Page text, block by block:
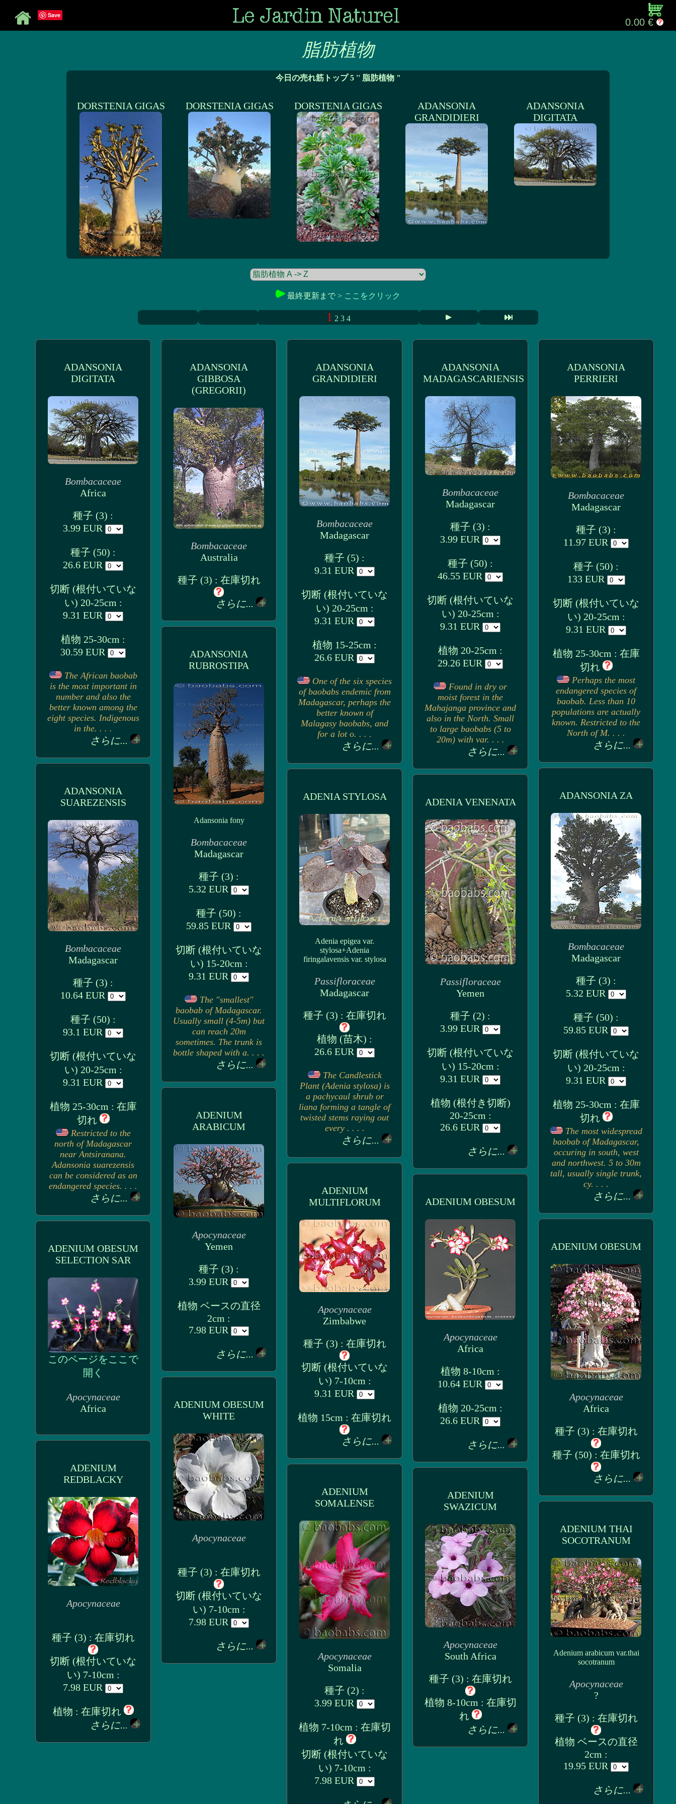
0.00 €
Save
脂肪植物
今日の売れ筋トップ 5 '' 脂肪植物 "
DORSTENIA GIGAS DORSTENIA GIGAS DORSTENIA GIGAS
ADANSONIA
GRANDIDIERI
ADANSONIA
DIGITATA
最終更新まで > ここをクリック
1 2 3 4
ADANSONIA
DIGITATA
Bombacaceae
Africa
種子 (3) :
3.99 EUR
種子 (50) :
26.6 EUR
切断 (根付いていな
い) 20-25cm :
9.31 EUR
植物 25-30cm :
30.59 EUR
The African baobab
is the most important in
number and also the
better known among the
eight species. Indigenous
in the. . . .
さらに...
ADANSONIA
GIBBOSA
(GREGORII)
Bombacaceae
Australia
種子 (3) : 在庫切れ
さらに...
ADANSONIA
GRANDIDIERI
Bombacaceae
Madagascar
種子 (5) :
9.31 EUR
切断 (根付いていな
い) 20-25cm :
9.31 EUR
植物 15-25cm :
26.6 EUR
One of the six species
of baobabs endemic from
Madagascar, perhaps the
better known of
Malagasy baobabs, and
for a lot o. . . .
さらに...
ADANSONIA
MADAGASCARIENSIS
Bombacaceae
Madagascar
種子 (3) :
3.99 EUR
種子 (50) :
46.55 EUR
切断 (根付いていな
い) 20-25cm :
9.31 EUR
植物 20-25cm :
29.26 EUR
Found in dry or
moist forest in the
Mahajanga province and
also in the North. Small
to large baobabs (5 to
20m) with var. . . .
さらに...
ADANSONIA
PERRIERI
Bombacaceae
Madagascar
種子 (3) :
11.97 EUR
種子 (50) :
133 EUR
切断 (根付いていな
い) 20-25cm :
9.31 EUR
植物 25-30cm : 在庫
切れ
Perhaps the most
endangered species of
baobab. Less than 10
populations are actually
known. Restricted to the
North of M. . . .
さらに...
ADANSONIA
RUBROSTIPA
Adansonia fony
Bombacaceae
Madagascar
種子 (3) :
5.32 EUR
種子 (50) :
59.85 EUR
切断 (根付いていな
い) 15-20cm :
9.31 EUR
The "smallest"
baobab of Madagascar.
Usually small (4-5m) but
can reach 20m
sometimes. The trunk is
bottle shaped with a. . . .
さらに...
ADANSONIA
SUAREZENSIS
Bombacaceae
Madagascar
種子 (3) :
10.64 EUR
種子 (50) :
93.1 EUR
切断 (根付いていな
い) 20-25cm :
9.31 EUR
植物 25-30cm : 在庫
切れ
Restricted to the
north of Madagascar
near Antsiranana.
Adansonia suarezensis
can be considered as an
endangered species. . . .
さらに...
ADANSONIA ZA
Bombacaceae
Madagascar
種子 (3) :
5.32 EUR
種子 (50) :
59.85 EUR
切断 (根付いていな
い) 20-25cm :
9.31 EUR
植物 25-30cm : 在庫
切れ
The most widespread
baobab of Madagascar,
occuring in south, west
and northwest. 5 to 30m
tall, usually single trunk,
cy. . . .
さらに...
ADENIA STYLOSA
Adenia epigea var.
stylosa+Adenia
firingalavensis var. stylosa
Passifloraceae
Madagascar
種子 (3) : 在庫切れ
植物 (苗木) :
26.6 EUR
The Candlestick
Plant (Adenia stylosa) is
a pachycaul shrub or
liana forming a tangle of
twisted stems raying out
every . . . .
さらに...
ADENIA VENENATA
Passifloraceae
Yemen
種子 (2) :
3.99 EUR
切断 (根付いていな
い) 15-20cm :
9.31 EUR
植物 (根付き切断)
20-25cm :
26.6 EUR
さらに...
ADENIUM
ARABICUM
Apocynaceae
Yemen
種子 (3) :
3.99 EUR
植物 ベースの直径
2cm :
7.98 EUR
さらに...
ADENIUM
MULTIFLORUM
Apocynaceae
Zimbabwe
種子 (3) : 在庫切れ
切断 (根付いていな
い) 7-10cm :
9.31 EUR
植物 15cm : 在庫切れ
さらに...
ADENIUM OBESUM
Apocynaceae
Africa
植物 8-10cm :
10.64 EUR
植物 20-25cm :
26.6 EUR
さらに...
ADENIUM OBESUM
Apocynaceae
Africa
種子 (3) : 在庫切れ
種子 (50) : 在庫切れ
さらに...
ADENIUM OBESUM
SELECTION SAR
このページをここで
開く
Apocynaceae
Africa
ADENIUM OBESUM
WHITE
Apocynaceae
種子 (3) : 在庫切れ
切断 (根付いていな
い) 7-10cm :
7.98 EUR
さらに...
ADENIUM
REDBLACKY
Apocynaceae
種子 (3) : 在庫切れ
切断 (根付いていな
い) 7-10cm :
7.98 EUR
植物 : 在庫切れ
さらに...
ADENIUM
SOMALENSE
Apocynaceae
Somalia
種子 (2) :
3.99 EUR
植物 7-10cm : 在庫切
れ
切断 (根付いていな
い) 7-10cm :
7.98 EUR
ADENIUM
SWAZICUM
Apocynaceae
South Africa
種子 (3) : 在庫切れ
植物 8-10cm : 在庫切
れ
さらに...
ADENIUM THAI
SOCOTRANUM
Adenium arabicum var.thai
socotranum
Apocynaceae
?
種子 (3) : 在庫切れ
植物 ベースの直径
2cm :
19.95 EUR
さらに...